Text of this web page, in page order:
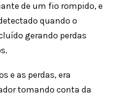
de um fio rompido, e
quando o
gerando perdas
e as perdas, era
tomando conta da